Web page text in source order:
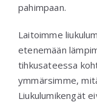
pahimpaan.
Laitoimme
etenemään
tihkusateessa
ymmärsimme,
Liukulumikengät